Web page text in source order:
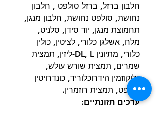
חלבון ברזל, ברזל סולפט , חלבון
נחושת, סולפט נחושת, חלבון מנגן,
תחמוצת מנגן, יוד סידן, סלניט,
מלח, אשלגן כלורי, לציטין, כולין
כלורי, מתיונין DL, L-ליזין, תמצית
שמרים, תמצית שורש עולש,
גלוקוזמין הידרוכלוריד, כונדרויטין
סולפט, תמצית רוזמרין.
ערכים תזונתיים: